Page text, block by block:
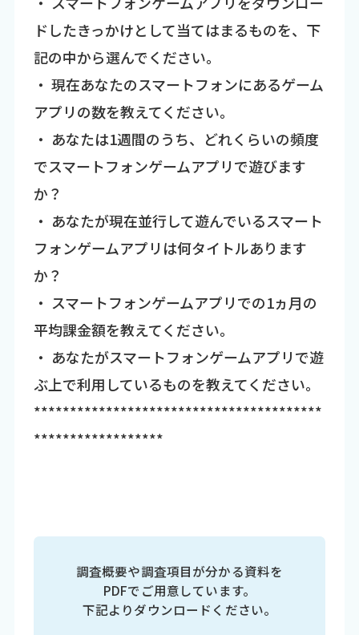
ドしたきっかけとして当てはまるものを、下
記の中から選んでください。
・ 現在あなたのスマートフォンにあるゲーム
アプリの数を教えてください。
・ あなたは1週間のうち、どれくらいの頻度
でスマートフォンゲームアプリで遊びます
か？
・ あなたが現在並行して遊んでいるスマート
フォンゲームアプリは何タイトルあります
か？
・ スマートフォンゲームアプリでの1ヵ月の
平均課金額を教えてください。
・ あなたがスマートフォンゲームアプリで遊
ぶ上で利用しているものを教えてください。
****************************************
******************
調査概要や調査項目が分かる資料を
PDFでご用意しています。
下記よりダウンロードください。